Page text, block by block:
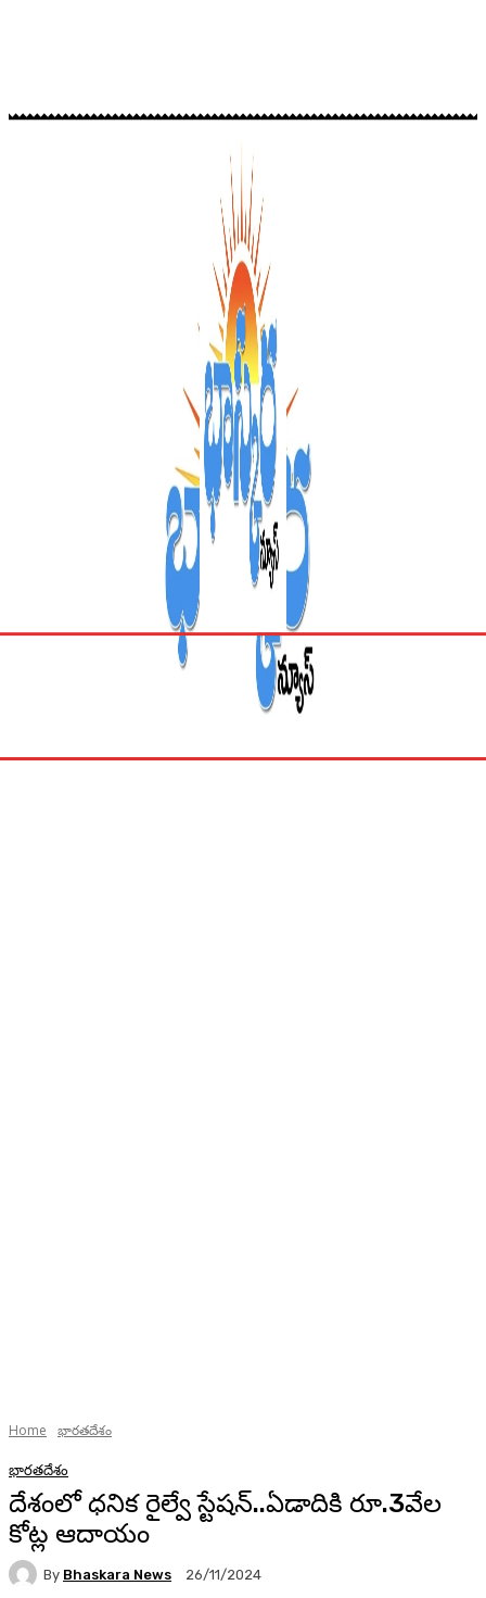
Home భారతదేశం
భారతదేశం
దేశంలో ధనిక రైల్వే స్టేషన్‌..ఏడాదికి రూ.3వేల
కోట్ల ఆదాయం
By Bhaskara News 26/11/2024